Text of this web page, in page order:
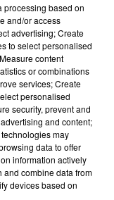
processing based on
and/or access
advertising; Create
to select personalised
content
or combinations
services; Create
personalised
security, prevent and
and content;
may
data to offer
information actively
and combine data from
devices based on